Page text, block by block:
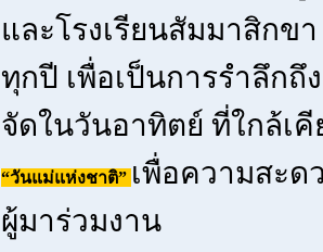
และโรงเรียนสัมมาสิกข
ทุกปี เพื่อเป็นการรำลึก
จัดในวันอาทิตย์ ที่ใกล้เ
“วันแม่แห่งชาติ” เพื่อความสะด
ผู้มาร่วมงาน